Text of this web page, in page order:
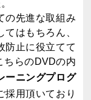
の先進な取組み
はもちろん、
防止に役立てて
ちらのDVDの内
ーニングプログ
採用頂いており